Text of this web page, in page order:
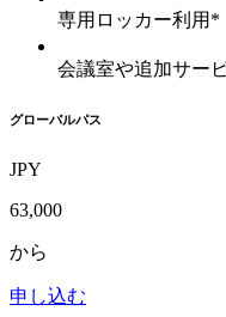
専用ロッカー利用*
会議室や追加サー
グローバルパス
JPY
63,000
から
申し込む